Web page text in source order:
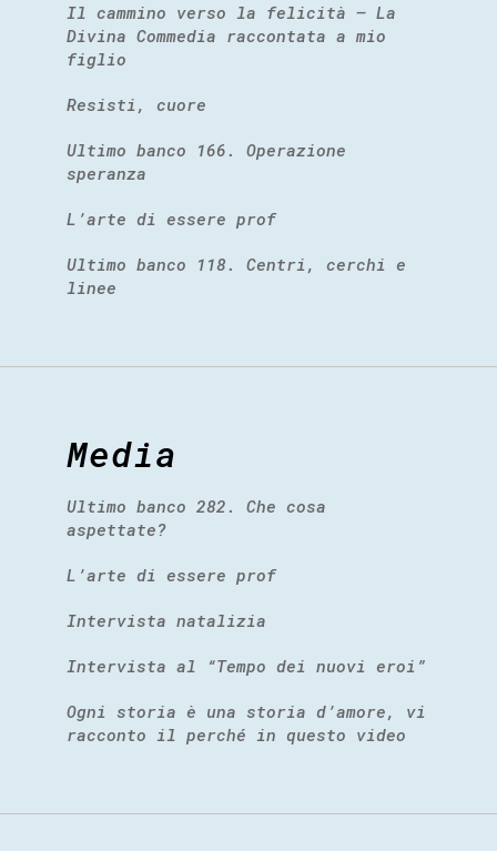
Il cammino verso la felicità – La
Divina Commedia raccontata a mio
figlio
Resisti, cuore
Ultimo banco 166. Operazione
speranza
L’arte di essere prof
Ultimo banco 118. Centri, cerchi e
linee
Media
Ultimo banco 282. Che cosa
aspettate?
L’arte di essere prof
Intervista natalizia
Intervista al “Tempo dei nuovi eroi”
Ogni storia è una storia d’amore, vi
racconto il perché in questo video